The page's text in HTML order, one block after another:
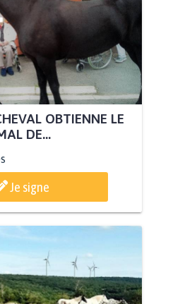
OBTIENNE LE
DE...
Je signe